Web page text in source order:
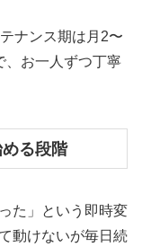
ナンス期は月2〜
、お一人ずつ丁寧
る段階
た」という即時変
動けないが毎日続